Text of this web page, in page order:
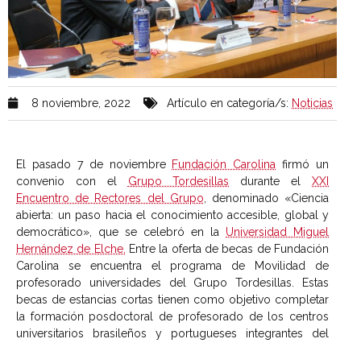
8 noviembre, 2022 Artículo en categoría/s: Noticias
El pasado 7 de noviembre Fundación Carolina firmó un
convenio con el Grupo Tordesillas durante elXXI
Encuentro de Rectores del Grupo, denominado «Ciencia
abierta: un paso hacia el conocimiento accesible, global y
democrático», que se celebró en la Universidad Miguel
Hernández de Elche. Entre la oferta de becas de Fundación
Carolina se encuentra el programa de Movilidad de
profesorado universidades del Grupo Tordesillas. Estas
becas de estancias cortas tienen como objetivo completar
la formación posdoctoral de profesorado de los centros
universitarios brasileños y portugueses integrantes del